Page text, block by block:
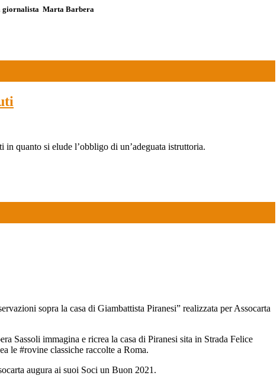
giornalista Marta Barbera
quanto si elude l’obbligo di un’adeguata istruttoria.
sopra la casa di Giambattista Piranesi” realizzata per Assocarta
Sassoli immagina e ricrea la casa di Piranesi sita in Strada Felice
le #rovine classiche raccolte a Roma.
augura ai suoi Soci un Buon 2021.